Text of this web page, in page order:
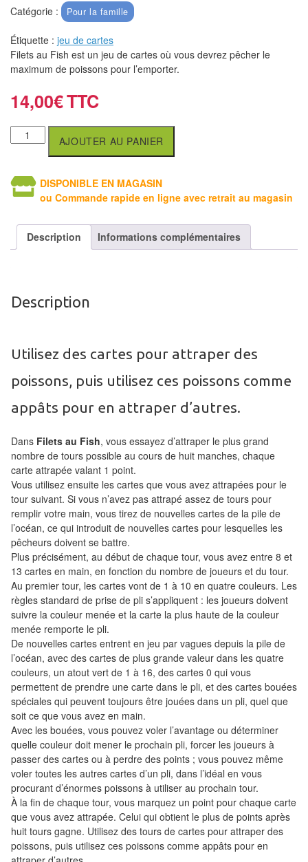
air
Pendules
Echiquier
aveugles
Logiciels
d'échecs
Livres
en
anglais
Accessoires
Jeux
société
Jeux
de
cartes
à
Collectionner
(TCG)
Les
Classiques
Pour
les
enfants
Pour
la
famille
Pour
les
initiés
Pour
les
Catégorie : Pour la famille
Étiquette : jeu de cartes
Filets au Fish est un jeu de cartes où vous devrez pêcher le
maximum de poissons pour l’emporter.
14,00€
AJOUTER AU PANIER
DISPONIBLE EN MAGASIN
ou Commande rapide en ligne avec retrait au magasin
Description Informations complémentaires
Description
Utilisez des cartes pour attraper des
poissons, puis utilisez ces poissons comme
appâts pour en attraper d’autres.
Dans Filets au Fish, vous essayez d’attraper le plus grand
nombre de tours possible au cours de huit manches, chaque
carte attrapée valant 1 point.
Vous utilisez ensuite les cartes que vous avez attrapées pour le
tour suivant. Si vous n’avez pas attrapé assez de tours pour
remplir votre main, vous tirez de nouvelles cartes de la pile de
l’océan, ce qui introduit de nouvelles cartes pour lesquelles les
pêcheurs doivent se battre.
Plus précisément, au début de chaque tour, vous avez entre 8 et
13 cartes en main, en fonction du nombre de joueurs et du tour.
Au premier tour, les cartes vont de 1 à 10 en quatre couleurs. Les
règles standard de prise de pli s’appliquent : les joueurs doivent
suivre la couleur menée et la carte la plus haute de la couleur
menée remporte le pli.
De nouvelles cartes entrent en jeu par vagues depuis la pile de
l’océan, avec des cartes de plus grande valeur dans les quatre
couleurs, un atout vert de 1 à 16, des cartes 0 qui vous
permettent de prendre une carte dans le pli, et des cartes bouées
spéciales qui peuvent toujours être jouées dans un pli, quel que
soit ce que vous avez en main.
Avec les bouées, vous pouvez voler l’avantage ou déterminer
quelle couleur doit mener le prochain pli, forcer les joueurs à
passer des cartes ou à perdre des points ; vous pouvez même
voler toutes les autres cartes d’un pli, dans l’idéal en vous
procurant d’énormes poissons à utiliser au prochain tour.
À la fin de chaque tour, vous marquez un point pour chaque carte
que vous avez attrapée. Celui qui obtient le plus de points après
huit tours gagne. Utilisez des tours de cartes pour attraper des
poissons, puis utilisez ces poissons comme appâts pour en